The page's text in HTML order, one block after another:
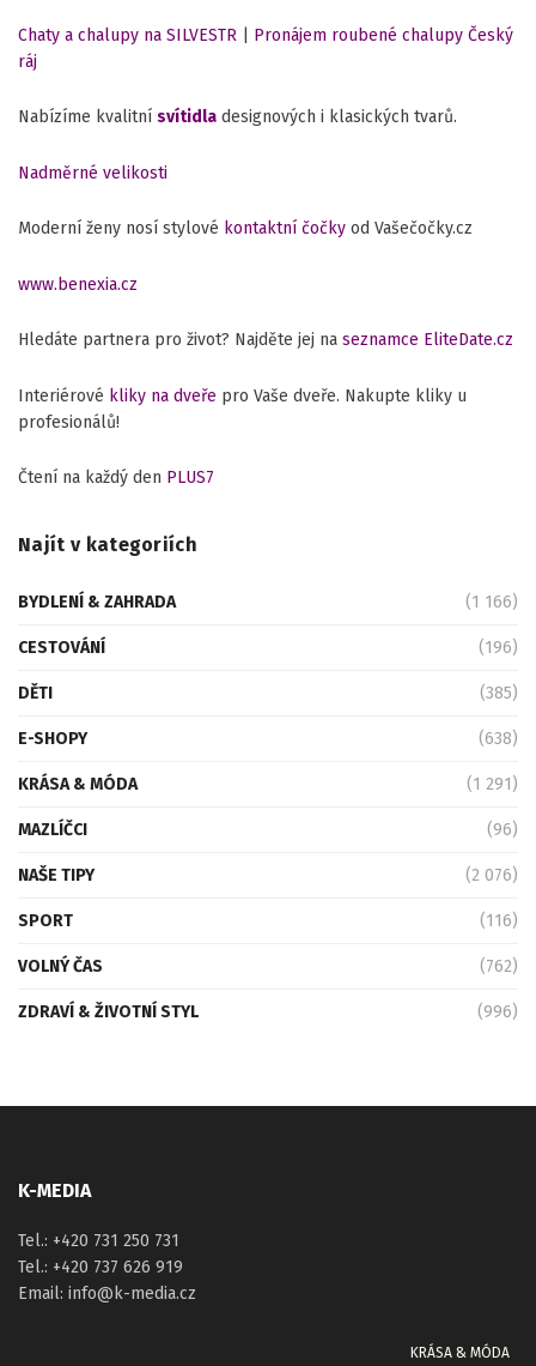
Chaty a chalupy na SILVESTR
Pronájem roubené chalupy Český
ráj
Nabízíme kvalitní svítidla designových i klasických tvarů.
Nadměrné velikosti
Moderní ženy nosí stylové kontaktní čočky od Vašečočky.cz
www.benexia.cz
Hledáte partnera pro život? Najděte jej na seznamce EliteDate.cz
Interiérové kliky na dveře pro Vaše dveře. Nakupte kliky u
profesionálů!
Čtení na každý den PLUS7
Najít v kategoriích
BYDLENÍ & ZAHRADA (1 166)
CESTOVÁNÍ (196)
DĚTI (385)
E-SHOPY (638)
KRÁSA & MÓDA (1 291)
MAZLÍČCI (96)
NAŠE TIPY (2 076)
SPORT (116)
VOLNÝ ČAS (762)
ZDRAVÍ & ŽIVOTNÍ STYL (996)
K-MEDIA
Tel.: +420 731 250 731
Tel.: +420 737 626 919
Email: info@k-media.cz
KRÁSA & MÓDA